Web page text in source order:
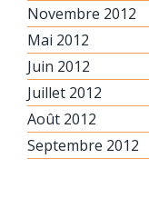
Novembre 2012
Mai 2012
Juin 2012
Juillet 2012
Août 2012
Septembre 2012